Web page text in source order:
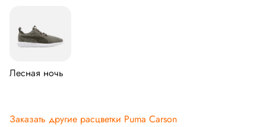
Лесная ночь
Заказать другие расцветки Puma Carson